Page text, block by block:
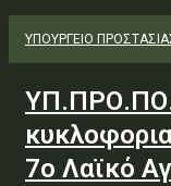
ΥΠΟΥΡΓΕΊΟ
7ο Λαϊκό